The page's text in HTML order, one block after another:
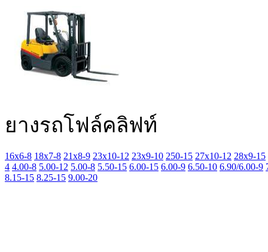
ยางรถโฟล์คลิฟท์
16x6-8 18x7-8 21x8-9 23x10-12 23x9-10 250-15 27x10-12 28x9-15
4 4.00-8 5.00-12 5.00-8 5.50-15 6.00-15 6.00-9 6.50-10 6.90/6.00-9
8.15-15 8.25-15 9.00-20